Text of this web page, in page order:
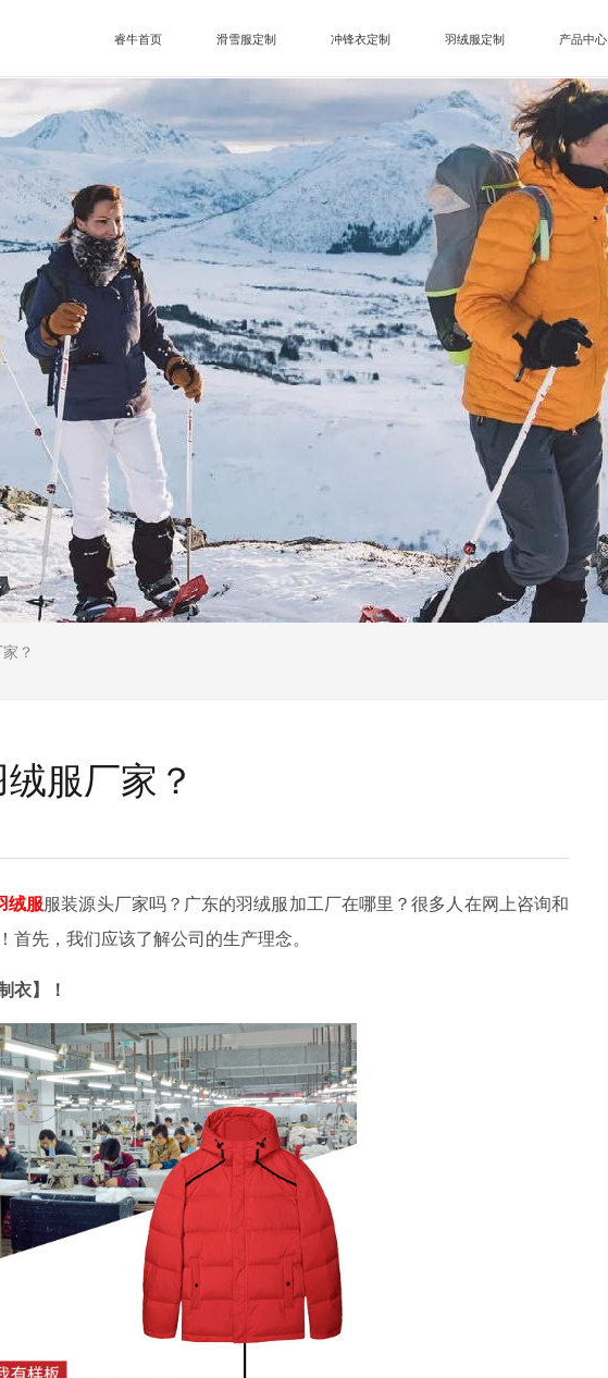
睿牛首页 滑雪服定制 冲锋衣定制 羽绒服定制 产品中心
？
服厂家？
绒服服装源头厂家吗？广东的羽绒服加工厂在哪里？很多人在网上咨询和
先，我们应该了解公司的生产理念。
衣】！